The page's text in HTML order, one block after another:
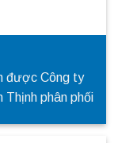
được Công ty
Thịnh phân phối